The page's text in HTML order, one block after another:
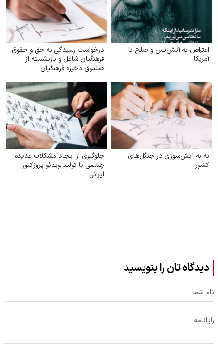
اعتراض به آتش‌بس و صلح با
آمریکا
درخواست رسیدگی به حق و حقوق
فرهنگیان شاغل و بازنشسته از
صندوق ذخیره فرهنگیان
نه به آتش‌سوزی در جنگل‌های
کشور
جلوگیری از ایجاد مشکلات عدیده
چشمی با تولید ویدئو پروژکتور
ایرانی
دیدگاه تان را بنویسید
نام شما
رایانامه